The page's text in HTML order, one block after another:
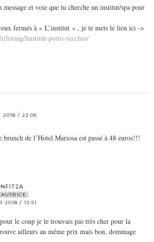
message et voie que tu cherche un institut/spa pour
fermés à « L’institut » , je te mets le lien ici ->
listing/linstitut-porto-vecchio/
2018 / 22:06
brunch de l’Hotel Mariosa est passé à 48 euros!!!
2018 / 12:51
le coup je le trouvais pas très cher pour la
ailleurs au même prix mais bon, dommage